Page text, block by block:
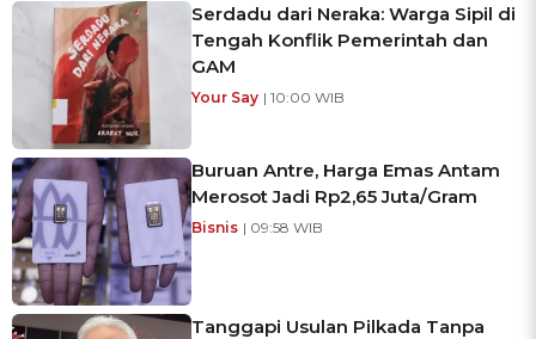
Serdadu dari Neraka: Warga Sipil di
Tengah Konflik Pemerintah dan
GAM
Your Say | 10:00 WIB
Buruan Antre, Harga Emas Antam
Merosot Jadi Rp2,65 Juta/Gram
Bisnis | 09:58 WIB
Tanggapi Usulan Pilkada Tanpa